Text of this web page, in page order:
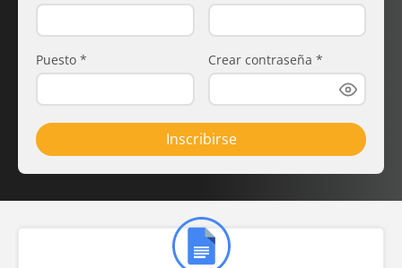
Puesto * Crear contraseña *
Inscribirse